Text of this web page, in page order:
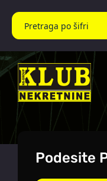
Podesite